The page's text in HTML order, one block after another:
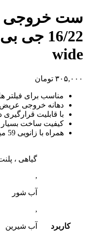
ست خروجی
wide
۳۰۵,۰۰۰ تومان
مناسب برای فیلتر
دهانه خروجی عریض
با قابلیت
کیفیت ساخت بسیار
همراه با زانویی 59 میلی متری
کاربرد
گیاهی ،
,
آب شور
,
آب شیرین